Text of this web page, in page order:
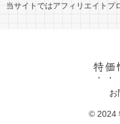
当サイトではアフィリエイトプ
特価
お
© 2024